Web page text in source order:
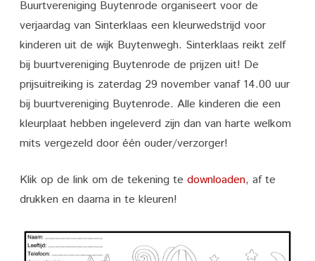
Sinterklaas
Kleurwedstrijd!!!
Buurtvereniging Buytenrode organiseert voor de
verjaardag van Sinterklaas een kleurwedstrijd voor
kinderen uit de wijk Buytenwegh. Sinterklaas reikt zelf
bij buurtvereniging Buytenrode de prijzen uit! De
prijsuitreiking is zaterdag 29 november vanaf 14.00 uur
bij buurtvereniging Buytenrode. Alle kinderen die een
kleurplaat hebben ingeleverd zijn dan van harte welkom
mits vergezeld door één ouder/verzorger!
Klik op de link om de tekening te downloaden, af te
drukken en daarna in te kleuren!